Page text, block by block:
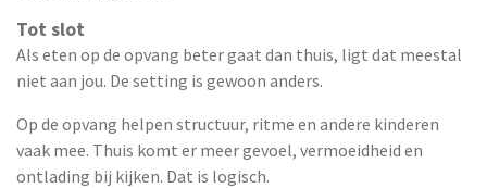
Tot slot
Als eten op de opvang beter gaat dan thuis, ligt dat meestal
niet aan jou. De setting is gewoon anders.
Op de opvang helpen structuur, ritme en andere kinderen
vaak mee. Thuis komt er meer gevoel, vermoeidheid en
ontlading bij kijken. Dat is logisch.